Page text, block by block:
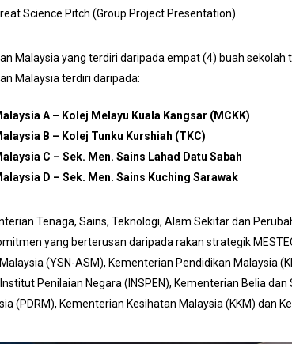
Science Pitch (Group Project Presentation).
Malaysia yang terdiri daripada empat (4) buah
Malaysia terdiri daripada:
A – Kolej Melayu Kuala Kangsar (MCKK)
B – Kolej Tunku Kurshiah (TKC)
C – Sek. Men. Sains Lahad Datu Sabah
D – Sek. Men. Sains Kuching Sarawak
Tenaga, Sains, Teknologi, Alam Sekitar dan
yang berterusan daripada rakan strategik
(YSN-ASM), Kementerian Pendidikan Malaysia
Institut Penilaian Negara (INSPEN), Kementerian Belia
(PDRM), Kementerian Kesihatan Malaysia (KKM) dan